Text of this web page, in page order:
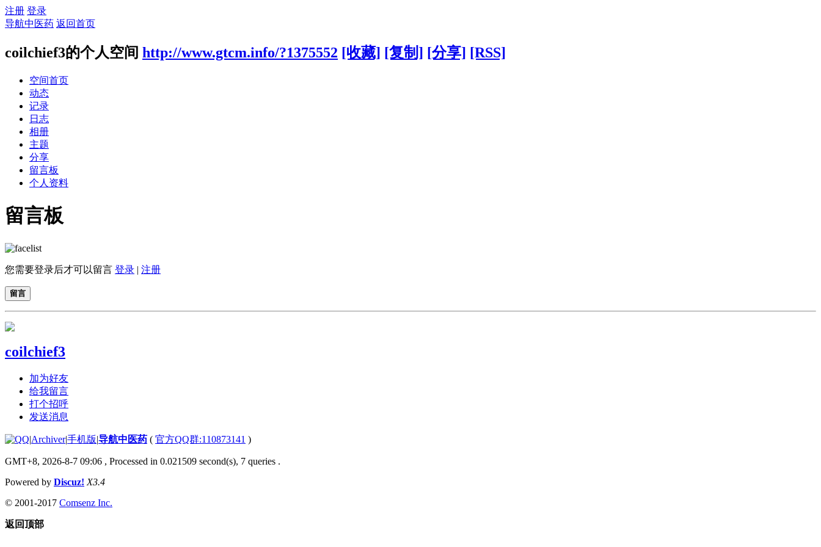
注册 登录
导航中医药 返回首页
coilchief3的个人空间 http://www.gtcm.info/?1375552 [收藏] [复制] [分享] [RSS]
空间首页
动态
记录
日志
相册
主题
分享
留言板
个人资料
留言板
您需要登录后才可以留言 登录 | 注册
留言
coilchief3
加为好友
给我留言
打个招呼
发送消息
|Archiver|手机版|导航中医药 ( 官方QQ群:110873141 )
GMT+8, 2026-8-7 09:06 , Processed in 0.021509 second(s), 7 queries .
Powered by Discuz! X3.4
© 2001-2017 Comsenz Inc.
返回顶部